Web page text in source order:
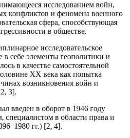
исследованием войн,
конфликтов и феномена военного
сфера, способствующая
в обществе.
исследовательское
в себе элементы геополитики и
в качестве самостоятельной
XX века как попытка
возникновения войн и
3].
введен в оборот в 1946 году
специалистом в области права и
гг.) [2, 4].